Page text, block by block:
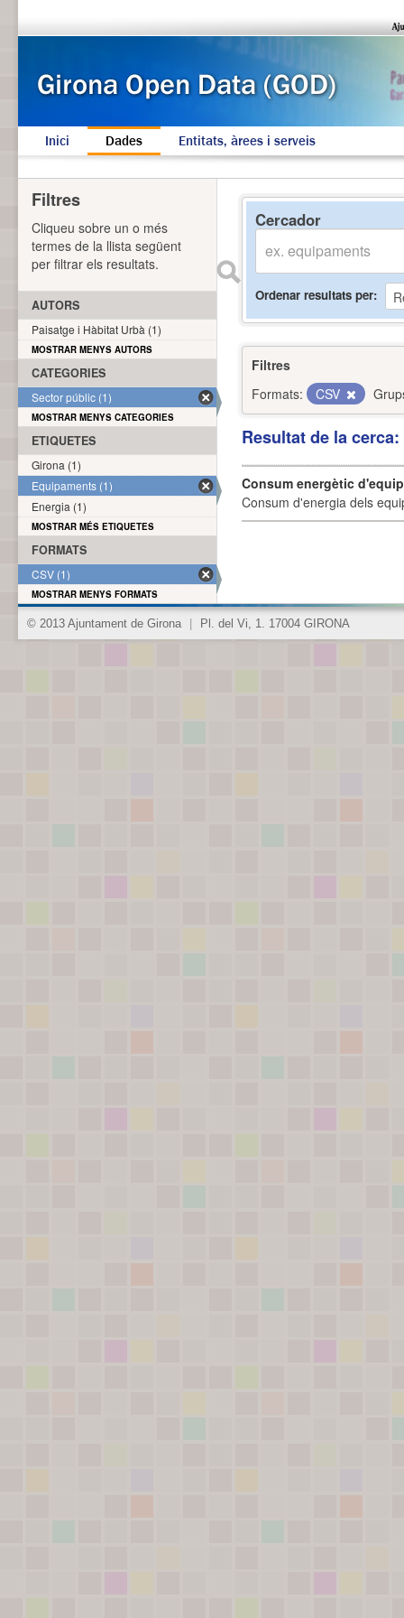
Inici Dades Entitats, àrees i serveis
Cercador
Ordenar resultats per
Filtres
Formats:
CSV
Resultat de la
Consum energètic
Consum d'energia dels
Filtres
Cliqueu sobre un o més
termes de la llista següent
per filtrar els resultats.
AUTORS
Paisatge i Hàbitat Urbà (1)
MOSTRAR MENYS AUTORS
CATEGORIES
Sector públic (1)
MOSTRAR MENYS CATEGORIES
ETIQUETES
Girona (1)
Equipaments (1)
Energia (1)
MOSTRAR MÉS ETIQUETES
FORMATS
CSV (1)
MOSTRAR MENYS FORMATS
© 2013 Ajuntament de Girona Pl. del Vi, 1. 17004 GIRONA